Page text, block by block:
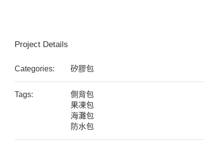
Project Details
Categories: 矽膠包
Tags:
側背包
果凍包
海灘包
防水包